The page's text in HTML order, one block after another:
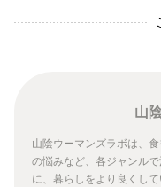
山
山陰ウーマンズラボは、
の悩みなど、各ジャンル
に、暮らしをより良くし